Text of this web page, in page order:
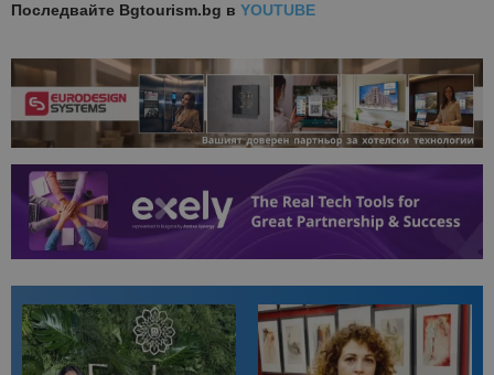
Последвайте Bgtourism.bg в YOUTUBE